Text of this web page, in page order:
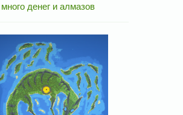
много денег и алмазов